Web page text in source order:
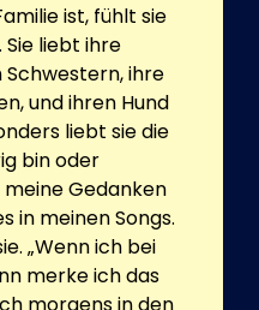
ist, fühlt sie
Sie liebt ihre
ihre
und ihren Hund
liebt sie die
bin oder
Gedanken
in meinen Songs.
„Wenn ich bei
merke ich das